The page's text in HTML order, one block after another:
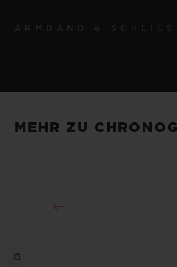
GANGRESERVE
ARMBAND
MEHR ZU